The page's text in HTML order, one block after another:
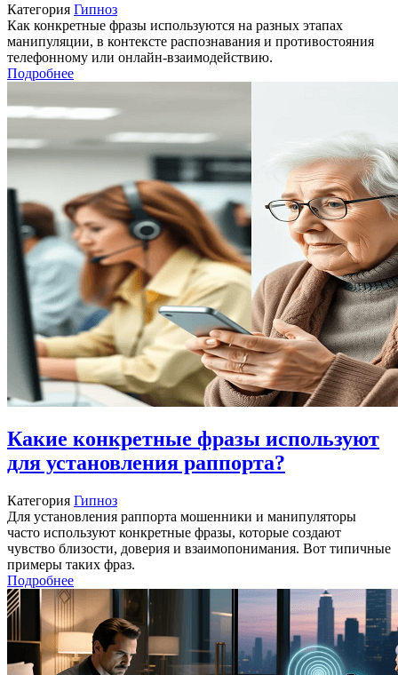
Категория Гипноз
Как конкретные фразы используются на разных этапах
манипуляции, в контексте распознавания и противостояния
телефонному или онлайн-взаимодействию.
Подробнее
Какие конкретные фразы используют
для установления раппорта?
Категория Гипноз
Для установления раппорта мошенники и манипуляторы
часто используют конкретные фразы, которые создают
чувство близости, доверия и взаимопонимания. Вот типичные
примеры таких фраз.
Подробнее